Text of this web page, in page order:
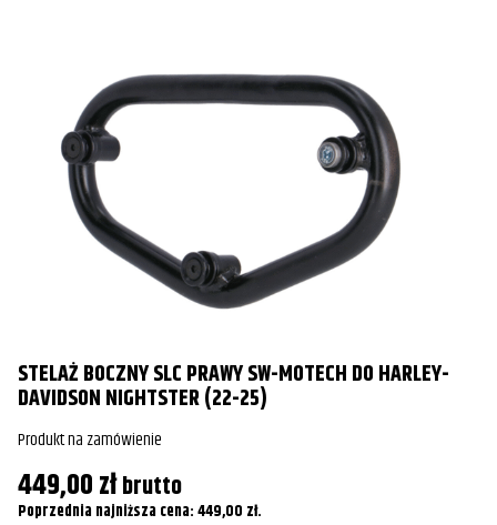
STELAŻ BOCZNY SLC PRAWY SW-MOTECH DO HARLEY-
DAVIDSON NIGHTSTER (22-25)
Produkt na zamówienie
449,00złbrutto
Poprzednia najniższa cena:449,00 zł.